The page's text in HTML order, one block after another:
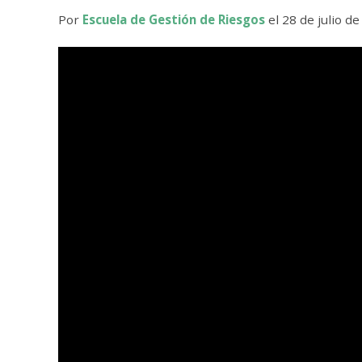
Por Escuela de Gestión de Riesgos el 28 de julio de